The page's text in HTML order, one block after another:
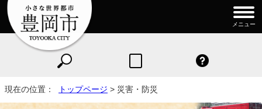
メニュー
現在の位置： トップページ > 災害・防災